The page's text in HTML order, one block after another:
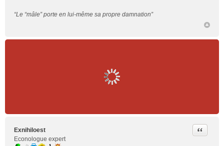
“Le “mâle” porte en lui-même sa propre damnation”
Exnihiloest
Econologue expert
Citer